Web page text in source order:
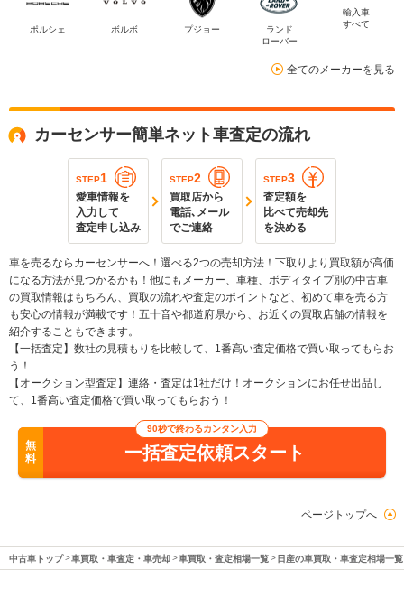
ポルシェ ボルボ プジョー
ランド
ローバー
輸入車
すべて
全てのメーカーを見る
カーセンサー簡単ネット車査定の流れ
STEP1
愛車情報を
入力して
査定申し込み
STEP2
買取店から
電話､メール
でご連絡
STEP3
査定額を
比べて売却先
を決める
車を売るならカーセンサーへ！選べる2つの売却方法！下取りより買取額が高価
になる方法が見つかるかも！他にもメーカー、車種、ボディタイプ別の中古車
の買取情報はもちろん、買取の流れや査定のポイントなど、初めて車を売る方
も安心の情報が満載です！五十音や都道府県から、お近くの買取店舗の情報を
紹介することもできます。
【一括査定】数社の見積もりを比較して、1番高い査定価格で買い取ってもらお
う！
【オークション型査定】連絡・査定は1社だけ！オークションにお任せ出品し
て、1番高い査定価格で買い取ってもらおう！
無
料
90秒で終わるカンタン入力
一括査定依頼スタート
ページトップへ
中古車トップ 車買取・車査定・車売却 車買取・査定相場一覧 日産の車買取・車査定相場一覧